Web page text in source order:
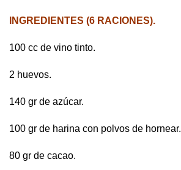
INGREDIENTES (6 RACIONES).
100 cc de vino tinto.
2 huevos.
140 gr de azúcar.
100 gr de harina con polvos de hornear.
80 gr de cacao.